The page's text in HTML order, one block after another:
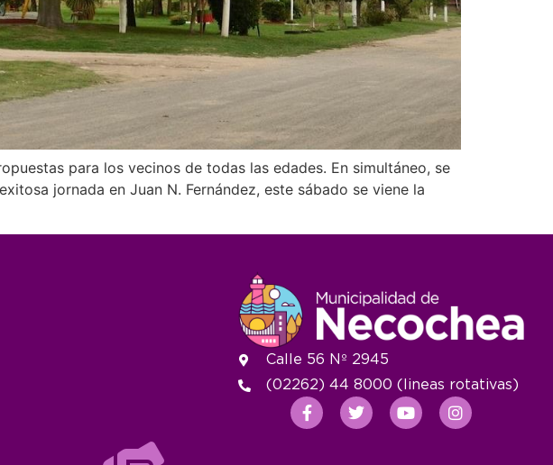
para los vecinos de todas las edades. En simultáneo, se
jornada en Juan N. Fernández, este sábado se viene la
Calle 56 Nº 2945
(02262) 44 8000 (lineas rotativas)